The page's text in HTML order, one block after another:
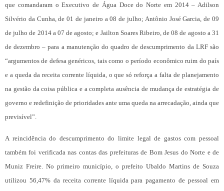
que comandaram o Executivo de Água Doce do Norte em 2014 – Adilson
Silvério da Cunha, de 01 de janeiro a 08 de julho; Antônio José Garcia, de 09
de julho de 2014 a 07 de agosto; e Jailton Soares Ribeiro, de 08 de agosto a 31
de dezembro – para a manutenção do quadro de descumprimento da LRF são
“argumentos de defesa genéricos, tais como o período econômico ruim do país
e a queda da receita corrente líquida, o que só reforça a falta de planejamento
na gestão da coisa pública e a completa ausência de mudança de estratégia de
governo e redefinição de prioridades ante uma queda na arrecadação, ainda que
previsível”.
A reincidência do descumprimento do limite legal de gastos com pessoal
também foi verificada nas contas das prefeituras de Bom Jesus do Norte e de
Muniz Freire. No primeiro município, o prefeito Ubaldo Martins de Souza
utilizou 56,47% da receita corrente líquida para pagamento de pessoal em